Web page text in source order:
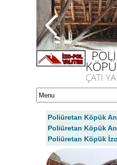
ÇATI
Poliüretan Köpük
Poliüretan Köpük
Poliüretan Köpük